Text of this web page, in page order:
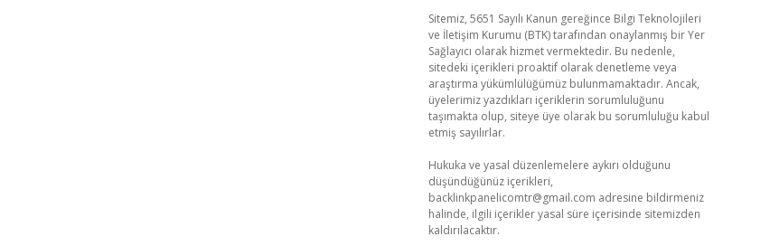
Sitemiz, 5651 Sayılı Kanun gereğince Bilgi Teknolojileri
ve İletişim Kurumu (BTK) tarafından onaylanmış bir Yer
Sağlayıcı olarak hizmet vermektedir. Bu nedenle,
sitedeki içerikleri proaktif olarak denetleme veya
araştırma yükümlülüğümüz bulunmamaktadır. Ancak,
üyelerimiz yazdıkları içeriklerin sorumluluğunu
taşımakta olup, siteye üye olarak bu sorumluluğu kabul
etmiş sayılırlar.
Hukuka ve yasal düzenlemelere aykırı olduğunu
düşündüğünüz içerikleri,
backlinkpanelicomtr@gmail.com adresine bildirmeniz
halinde, ilgili içerikler yasal süre içerisinde sitemizden
kaldırılacaktır.